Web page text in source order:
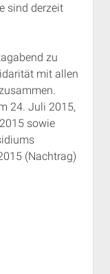
sind derzeit
zu
mit allen
24. Juli 2015,
sowie
(Nachtrag)